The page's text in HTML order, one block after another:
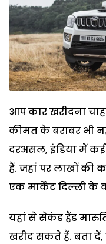
आप कार खरीदना
कीमत के बराबर भी
दरअसल, इंडिया में
हैं. जहां पर लाखों की
एक मार्केट दिल्ली के
यहां से सेकंड हैंड
खरीद सकते हैं. बता